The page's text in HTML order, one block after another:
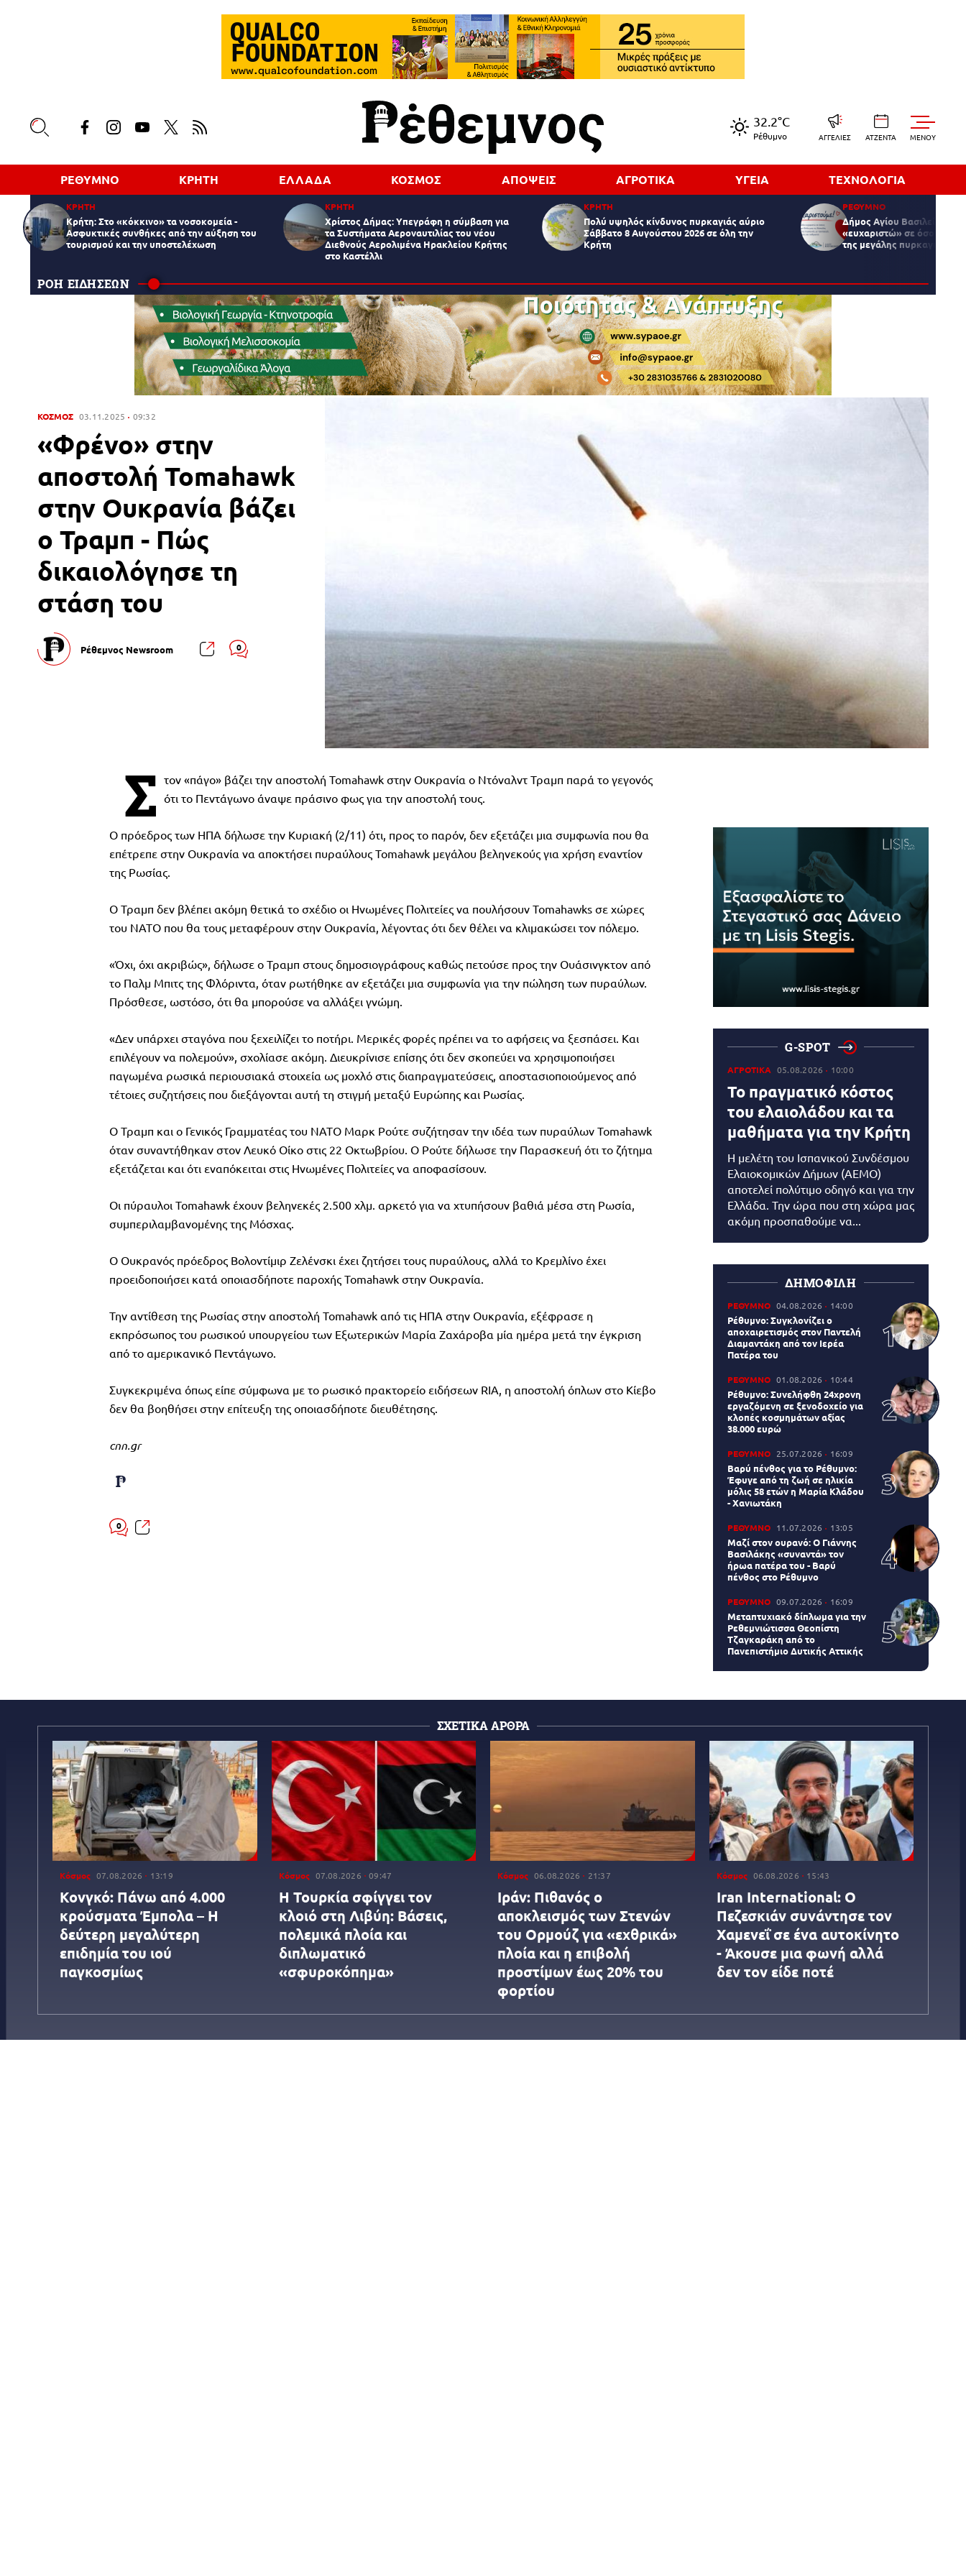
32.2°C
Ρέθυμνο ΑΓΓΕΛΙΕΣ ΑΤΖΕΝΤΑ
ΡΕΘΥΜΝΟ ΚΡΗΤΗ ΕΛΛΑΔΑ ΚΟΣΜΟΣ ΑΠΟΨΕΙΣ ΑΓΡΟΤΙΚΑ ΥΓΕΙΑ ΤΕΧΝΟΛΟΓΙΑ
ΚΡΗΤΗ
Κρήτη: Στο «κόκκινο» τα νοσοκομεία -
Ασφυκτικές συνθήκες από την αύξηση του
τουρισμού και την υποστελέχωση
ΚΡΗΤΗ
Χρίστος Δήμας: Υπεγράφη η σύμβαση για
τα Συστήματα Αεροναυτιλίας του νέου
Διεθνούς Αερολιμένα Ηρακλείου Κρήτης
στο Καστέλλι
ΚΡΗΤΗ
Πολύ υψηλός κίνδυνος πυρκαγιάς αύριο
Σάββατο 8 Αυγούστου 2026 σε όλη την
Κρήτη
ΡΕΘΥΜΝΟ
Δήμος Αγίου Βασιλείου:
«ευχαριστώ» σε όσους
της μεγάλης πυρκαγιάς
ΡΟΗ ΕΙΔΗΣΕΩΝ
MENOY
ΚΟΣΜΟΣ 03.11.2025 09:32
«Φρένο» στην
αποστολή Tomahawk
στην Ουκρανία βάζει
ο Τραμπ - Πώς
δικαιολόγησε τη
στάση του
Ρέθεμνος Newsroom 0
Σ τον «πάγο» βάζει την αποστολή Tomahawk στην Ουκρανία ο Ντόναλντ Τραμπ παρά το γεγονός
ότι το Πεντάγωνο άναψε πράσινο φως για την αποστολή τους.
Ο πρόεδρος των ΗΠΑ δήλωσε την Κυριακή (2/11) ότι, προς το παρόν, δεν εξετάζει μια συμφωνία που θα
επέτρεπε στην Ουκρανία να αποκτήσει πυραύλους Tomahawk μεγάλου βεληνεκούς για χρήση εναντίον
της Ρωσίας.
Ο Τραμπ δεν βλέπει ακόμη θετικά το σχέδιο οι Ηνωμένες Πολιτείες να πουλήσουν Tomahawks σε χώρες
του ΝΑΤΟ που θα τους μεταφέρουν στην Ουκρανία, λέγοντας ότι δεν θέλει να κλιμακώσει τον πόλεμο.
«Όχι, όχι ακριβώς», δήλωσε ο Τραμπ στους δημοσιογράφους καθώς πετούσε προς την Ουάσινγκτον από
το Παλμ Μπιτς της Φλόριντα, όταν ρωτήθηκε αν εξετάζει μια συμφωνία για την πώληση των πυραύλων.
Πρόσθεσε, ωστόσο, ότι θα μπορούσε να αλλάξει γνώμη.
«Δεν υπάρχει σταγόνα που ξεχειλίζει το ποτήρι. Μερικές φορές πρέπει να το αφήσεις να ξεσπάσει. Και
επιλέγουν να πολεμούν», σχολίασε ακόμη. Διευκρίνισε επίσης ότι δεν σκοπεύει να χρησιμοποιήσει
παγωμένα ρωσικά περιουσιακά στοιχεία ως μοχλό στις διαπραγματεύσεις, αποστασιοποιούμενος από
τέτοιες συζητήσεις που διεξάγονται αυτή τη στιγμή μεταξύ Ευρώπης και Ρωσίας.
Ο Τραμπ και ο Γενικός Γραμματέας του ΝΑΤΟ Μαρκ Ρούτε συζήτησαν την ιδέα των πυραύλων Tomahawk
όταν συναντήθηκαν στον Λευκό Οίκο στις 22 Οκτωβρίου. Ο Ρούτε δήλωσε την Παρασκευή ότι το ζήτημα
εξετάζεται και ότι εναπόκειται στις Ηνωμένες Πολιτείες να αποφασίσουν.
Οι πύραυλοι Tomahawk έχουν βεληνεκές 2.500 χλμ. αρκετό για να χτυπήσουν βαθιά μέσα στη Ρωσία,
συμπεριλαμβανομένης της Μόσχας.
Ο Ουκρανός πρόεδρος Βολοντίμιρ Ζελένσκι έχει ζητήσει τους πυραύλους, αλλά το Κρεμλίνο έχει
προειδοποιήσει κατά οποιασδήποτε παροχής Tomahawk στην Ουκρανία.
Την αντίθεση της Ρωσίας στην αποστολή Tomahawk από τις ΗΠΑ στην Ουκρανία, εξέφρασε η
εκπρόσωπος του ρωσικού υπουργείου των Εξωτερικών Μαρία Ζαχάροβα μία ημέρα μετά την έγκριση
από το αμερικανικό Πεντάγωνο.
Συγκεκριμένα όπως είπε σύμφωνα με το ρωσικό πρακτορείο ειδήσεων RIA, η αποστολή όπλων στο Κίεβο
δεν θα βοηθήσει στην επίτευξη της οποιασδήποτε διευθέτησης.
cnn.gr
0
G-SPOT
ΑΓΡΟΤΙΚΑ 05.08.2026 10:00
Το πραγματικό κόστος
του ελαιολάδου και τα
μαθήματα για την Κρήτη
Η μελέτη του Ισπανικού Συνδέσμου
Ελαιοκομικών Δήμων (AEMO)
αποτελεί πολύτιμο οδηγό και για την
Ελλάδα. Την ώρα που στη χώρα μας
ακόμη προσπαθούμε να...
ΔΗΜΟΦΙΛΗ
ΡΕΘΥΜΝΟ 04.08.2026 14:00
Ρέθυμνο: Συγκλονίζει ο
αποχαιρετισμός στον Παντελή
Διαμαντάκη από τον Ιερέα
Πατέρα του
ΡΕΘΥΜΝΟ 01.08.2026 10:44
Ρέθυμνο: Συνελήφθη 24χρονη
εργαζόμενη σε ξενοδοχείο για
κλοπές κοσμημάτων αξίας
38.000 ευρώ
ΡΕΘΥΜΝΟ 25.07.2026 16:09
Βαρύ πένθος για το Ρέθυμνο:
Έφυγε από τη ζωή σε ηλικία
μόλις 58 ετών η Μαρία Κλάδου
- Χανιωτάκη
ΡΕΘΥΜΝΟ 11.07.2026 13:05
Μαζί στον ουρανό: Ο Γιάννης
Βασιλάκης «συναντά» τον
ήρωα πατέρα του - Βαρύ
πένθος στο Ρέθυμνο
ΡΕΘΥΜΝΟ 09.07.2026 16:09
Μεταπτυχιακό δίπλωμα για την
Ρεθεμνιώτισσα Θεοπίστη
Τζαγκαράκη από το
Πανεπιστήμιο Δυτικής Αττικής
ΣΧΕΤΙΚΑ ΑΡΘΡΑ
Κόσμος 07.08.2026 13:19
Κονγκό: Πάνω από 4.000
κρούσματα Έμπολα – Η
δεύτερη μεγαλύτερη
επιδημία του ιού
παγκοσμίως
Κόσμος 07.08.2026 09:47
Η Τουρκία σφίγγει τον
κλοιό στη Λιβύη: Βάσεις,
πολεμικά πλοία και
διπλωματικό
«σφυροκόπημα»
Κόσμος 06.08.2026 21:37
Ιράν: Πιθανός ο
αποκλεισμός των Στενών
του Ορμούζ για «εχθρικά»
πλοία και η επιβολή
προστίμων έως 20% του
φορτίου
Κόσμος 06.08.2026 15:43
Iran International: Ο
Πεζεσκιάν συνάντησε τον
Χαμενεΐ σε ένα αυτοκίνητο
- Άκουσε μια φωνή αλλά
δεν τον είδε ποτέ